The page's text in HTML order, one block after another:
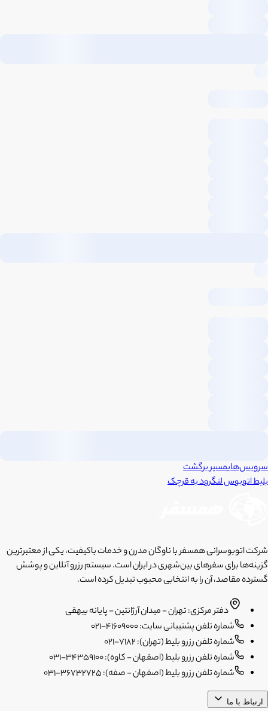
سرویس‌هایمسیر برگشت
بلیط اتوبوسلنگرودبهقرچک
شرکت اتوبوسرانی همسفر با ناوگان مدرن و خدمات باکیفیت، یکی از معتبرترین
گزینه‌ها برای سفرهای بین‌شهری در ایران است. سیستم رزرو آنلاین و پوشش
گسترده مقاصد، آن را به انتخابی محبوب تبدیل کرده است.
دفتر مرکزی: تهران - میدان آرژانتین - پایانه بیهقی
شماره تلفن پشتیبانی سایت: 41609000-021
شماره تلفن رزرو بلیط (تهران): 7182-021
شماره تلفن رزرو بلیط (اصفهان - کاوه): 34359100-031
شماره تلفن رزرو بلیط (اصفهان - صفه): 36732725-031
ارتباط با ما